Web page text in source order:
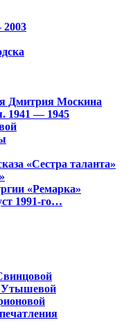
Дмитрия Москина
1941 — 1945
«Сестра таланта»
«Ремарка»
1991-го…
Утышевой